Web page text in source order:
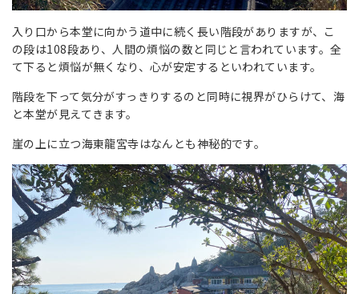
入り口から本堂に向かう道中に続く長い階段がありますが、こ
の段は108段あり、人間の煩悩の数と同じと言われています。全
て下ると煩悩が無くなり、心が安定するといわれています。
階段を下って気分がすっきりするのと同時に視界がひらけて、海
と本堂が見えてきます。
崖の上に立つ海東龍宮寺はなんとも神秘的です。